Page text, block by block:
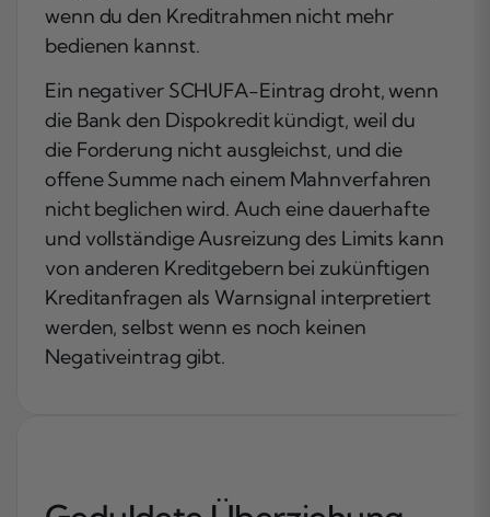
wenn du den Kreditrahmen nicht mehr
bedienen kannst.
Ein negativer SCHUFA-Eintrag droht, wenn
die Bank den Dispokredit kündigt, weil du
die Forderung nicht ausgleichst, und die
offene Summe nach einem Mahnverfahren
nicht beglichen wird. Auch eine dauerhafte
und vollständige Ausreizung des Limits kann
von anderen Kreditgebern bei zukünftigen
Kreditanfragen als Warnsignal interpretiert
werden, selbst wenn es noch keinen
Negativeintrag gibt.